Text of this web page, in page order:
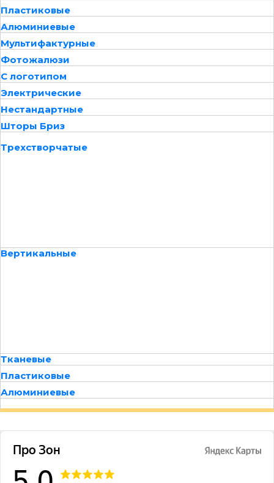
Пластиковые
Алюминиевые
Мультифактурные
Фотожалюзи
С логотипом
Электрические
Нестандартные
Шторы Бриз
Трехстворчатые
Вертикальные
Тканевые
Пластиковые
Алюминиевые